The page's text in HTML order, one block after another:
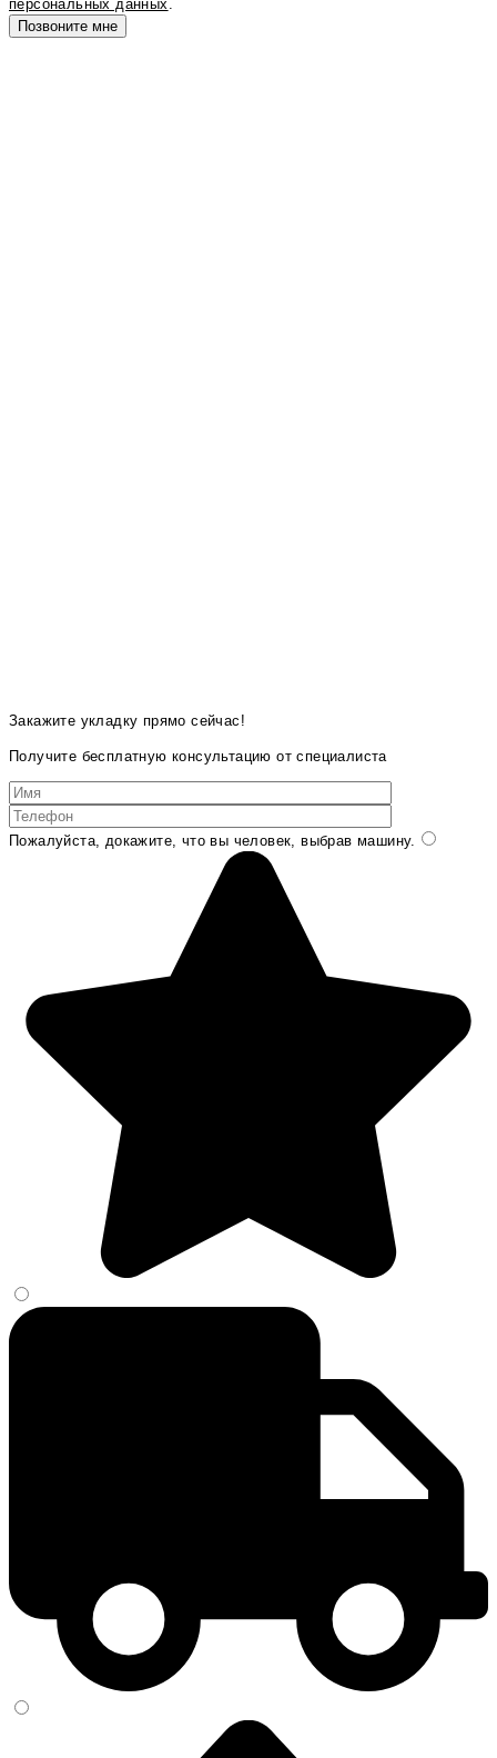
персональных данных.
Закажите укладку прямо сейчас!
Получите бесплатную консультацию от специалиста
Пожалуйста, докажите, что вы человек, выбрав машину.